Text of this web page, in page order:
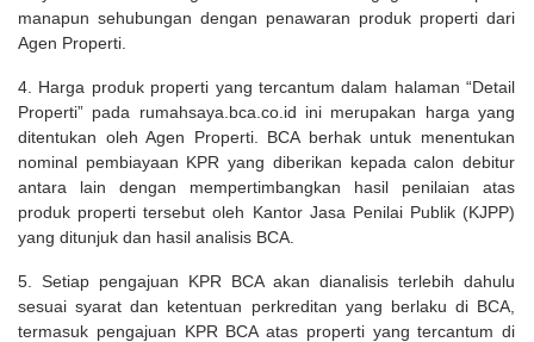
manapun sehubungan dengan penawaran produk properti dari
Agen Properti.
4. Harga produk properti yang tercantum dalam halaman “Detail
Properti” pada rumahsaya.bca.co.id ini merupakan harga yang
ditentukan oleh Agen Properti. BCA berhak untuk menentukan
nominal pembiayaan KPR yang diberikan kepada calon debitur
antara lain dengan mempertimbangkan hasil penilaian atas
produk properti tersebut oleh Kantor Jasa Penilai Publik (KJPP)
yang ditunjuk dan hasil analisis BCA.
5. Setiap pengajuan KPR BCA akan dianalisis terlebih dahulu
sesuai syarat dan ketentuan perkreditan yang berlaku di BCA,
termasuk pengajuan KPR BCA atas properti yang tercantum di